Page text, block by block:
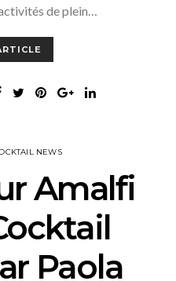
de plein…
NEWS
Amalfi
Paola